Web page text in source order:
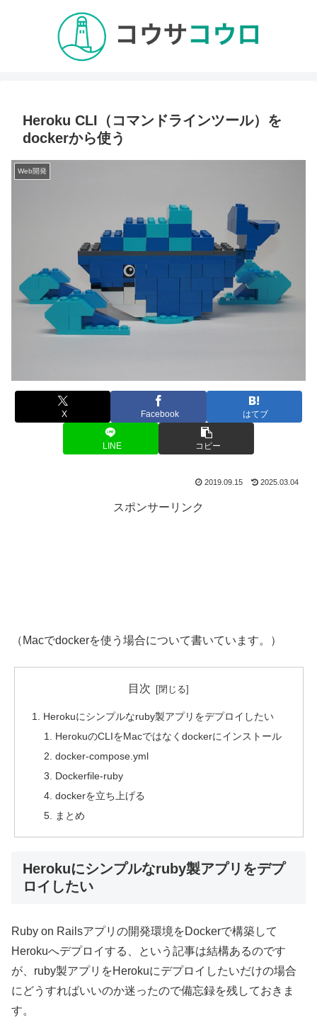
Heroku CLI（コマンドラインツール）を
dockerから使う
Web開発
X Facebook はてブ
LINE コピー
2019.09.15 2025.03.04
スポンサーリンク
（Macでdockerを使う場合について書いています。）
目次
Herokuにシンプルなruby製アプリをデプロイしたい
HerokuのCLIをMacではなくdockerにインストール
docker-compose.yml
Dockerfile-ruby
dockerを立ち上げる
まとめ
Herokuにシンプルなruby製アプリをデプ
ロイしたい
Ruby on Railsアプリの開発環境をDockerで構築して
Herokuへデプロイする、という記事は結構あるのです
が、ruby製アプリをHerokuにデプロイしたいだけの場合
にどうすればいいのか迷ったので備忘録を残しておきま
す。